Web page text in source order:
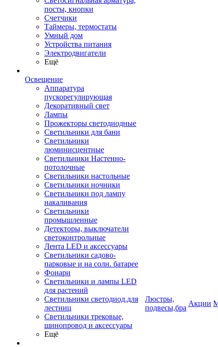
посты, кнопки
Счетчики
Таймеры, термостаты
Умный дом
Устройства питания
Электродвигатели
Ещё
Освещение
Аппаратура
пускорегулирующая
Декоративный свет
Лампы
Прожекторы светодиодные
Светильники для бани
Светильники
люминисцентные
Светильники Настенно-
потолочные
Светильники настольные
Светильники ночники
Светильники под лампу
накаливания
Светильники
промышленные
Детекторы, выключатели
светоконтрольные
Лента LED и аксессуары
Светильники садово-
парковые и на солн. батарее
Фонари
Светильники и лампы LED
для растений
Светильники светодиод.для
лестниц
Светильники трековые,
шинопровод и аксессуары
Ещё
Люстры,
подвесы,бра
Акции